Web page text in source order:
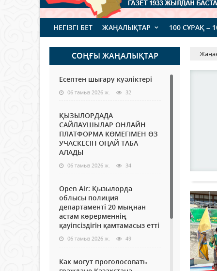
НЕГІЗГІ БЕТ ЖАҢАЛЫҚТАР 100 СҰРАҚ –
СОҢҒЫ ЖАҢАЛЫҚТАР
Есептен шығару куәліктері
06 тамыз 2026 ж. 32
ҚЫЗЫЛОРДАДА
САЙЛАУШЫЛАР ОНЛАЙН
ПЛАТФОРМА КӨМЕГІМЕН ӨЗ
УЧАСКЕСІН ОҢАЙ ТАБА
АЛАДЫ
06 тамыз 2026 ж. 34
Open Air: Қызылорда
облысы полиция
департаменті 20 мыңнан
астам көрерменнің
қауіпсіздігін қамтамасыз етті
06 тамыз 2026 ж. 49
Как могут проголосовать